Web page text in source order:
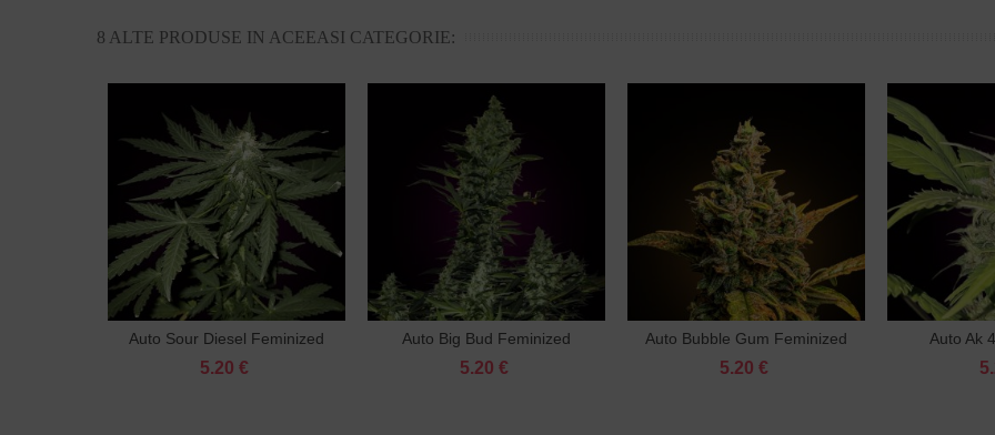
8 ALTE PRODUSE IN ACEEASI CATEGORIE:
Adaugă în coş
Auto Sour Diesel Feminized
5.20 €
Adaugă în coş
Auto Big Bud Feminized
5.20 €
Adaugă în coş
Auto Bubble Gum Feminized
5.20 €
Auto Ak